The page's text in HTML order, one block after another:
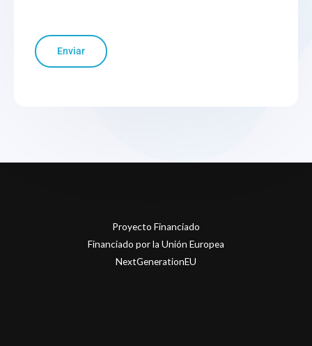
Enviar
Proyecto Financiado
Financiado por la Unión Europea
NextGenerationEU